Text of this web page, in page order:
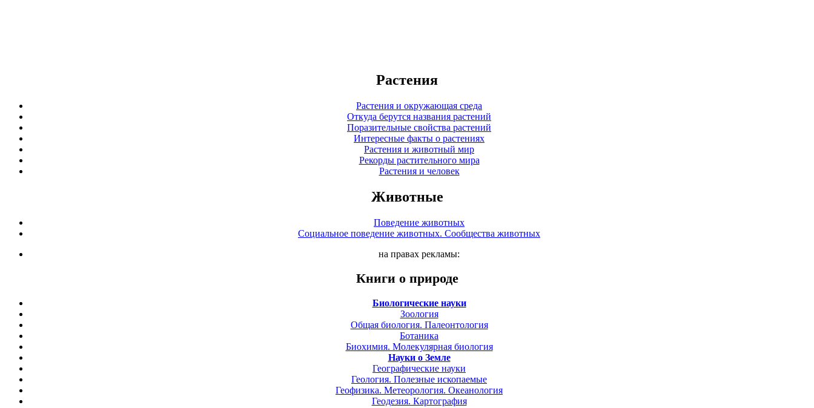
Растения
Растения и окружающая среда
Откуда берутся названия растений
Поразительные свойства растений
Интересные факты о растениях
Растения и животный мир
Рекорды растительного мира
Растения и человек
Животные
Поведение животных
Социальное поведение животных. Сообщества животных
на правах рекламы:
Книги о природе
Биологические науки
Зоология
Общая биология. Палеонтология
Ботаника
Биохимия. Молекулярная биология
Науки о Земле
Географические науки
Геология. Полезные ископаемые
Геофизика. Метеорология. Океанология
Геодезия. Картография